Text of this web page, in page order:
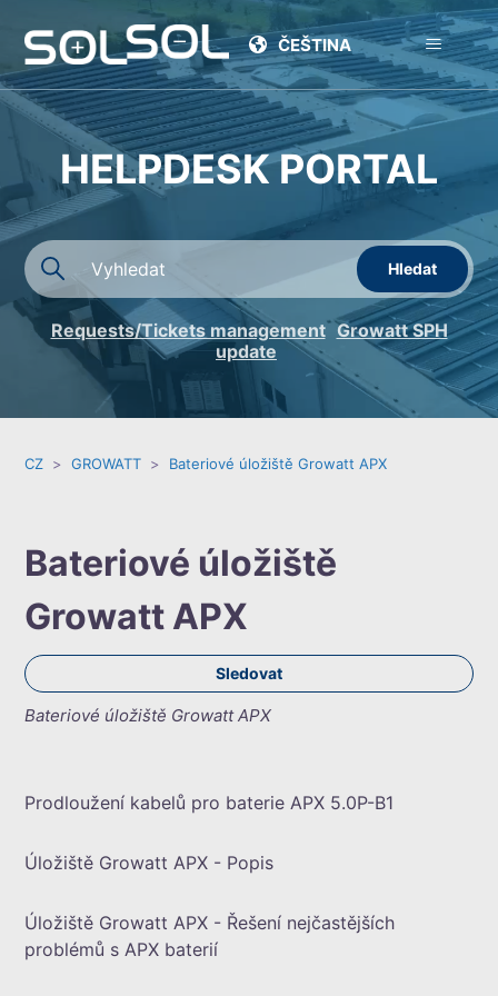
ČEŠTINA
HELPDESK PORTAL
Requests/Tickets management Growatt SPH
update
CZ GROWATT Bateriové úložiště Growatt APX
Bateriové úložiště
Growatt APX
Sledovat
Bateriové úložiště Growatt APX
Prodloužení kabelů pro baterie APX 5.0P-B1
Úložiště Growatt APX - Popis
Úložiště Growatt APX - Řešení nejčastějších
problémů s APX baterií